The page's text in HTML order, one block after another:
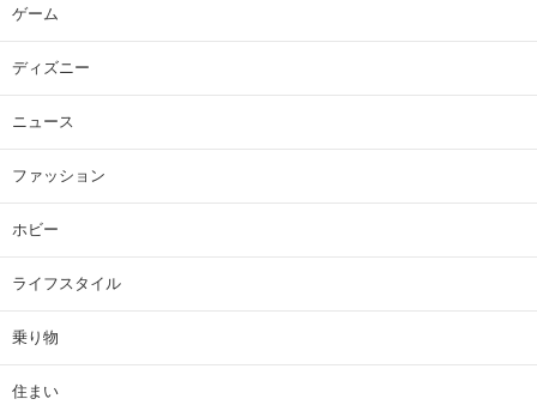
ゲーム
ディズニー
ニュース
ファッション
ホビー
ライフスタイル
乗り物
住まい